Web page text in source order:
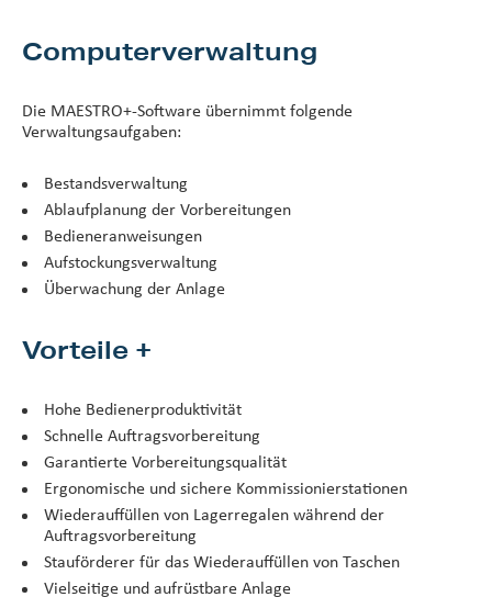
Computerverwaltung
Die MAESTRO+-Software übernimmt folgende
Verwaltungsaufgaben:
Bestandsverwaltung
Ablaufplanung der Vorbereitungen
Bedieneranweisungen
Aufstockungsverwaltung
Überwachung der Anlage
Vorteile +
Hohe Bedienerproduktivität
Schnelle Auftragsvorbereitung
Garantierte Vorbereitungsqualität
Ergonomische und sichere Kommissionierstationen
Wiederauffüllen von Lagerregalen während der
Auftragsvorbereitung
Stauförderer für das Wiederauffüllen von Taschen
Vielseitige und aufrüstbare Anlage